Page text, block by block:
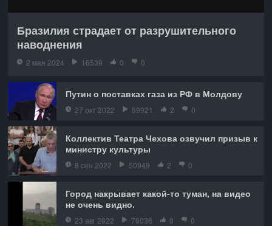
Бразилия страдает от разрушительного
наводнения
2 мая 2024 16539 0 0
Путин о поставках газа из РФ в Молдову
27 окт 2022 59921 2 0
Коллектив Театра Чехова озвучил призыв к
министру культуры
8 сен 2022 50949 2 0
Город накрывает какой-то туман, на видео
не очень видно.
23 авг 2022 70036 0 0